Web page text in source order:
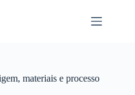
materiais e processo